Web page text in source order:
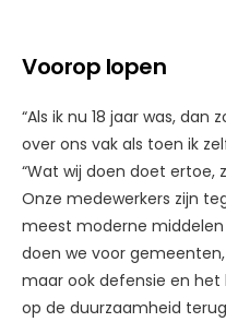
Voorop lopen
“Als ik nu 18 jaar was,
over ons vak als toen ik
“Wat wij doen doet ertoe,
Onze medewerkers zijn
meest moderne
doen we voor
maar ook defensie en het
op de duurzaamheid